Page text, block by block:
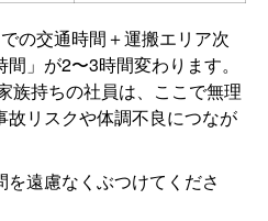
の交通時間＋運搬エリア次
」が2〜3時間変わります。
族持ちの社員は、ここで無理
故リスクや体調不良につなが
遠慮なくぶつけてくださ